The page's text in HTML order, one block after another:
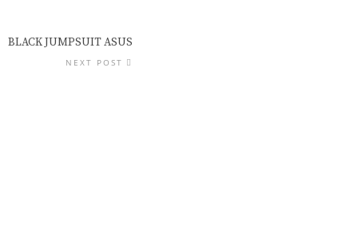
BLACK JUMPSUIT ASUS
NEXT POST